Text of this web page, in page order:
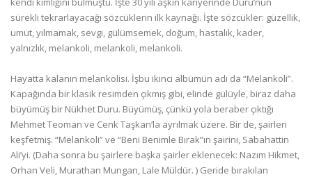
sürekli tekrarlayacağı sözcüklerin ilk kaynağı. İşte sözcükler: güzellik,
umut, yılmamak, sevgi, gülümsemek, doğum, hastalık, kader,
yalnızlık, melankoli, melankoli, melankoli.
Hayatta kalanın melankolisi. İşbu ikinci albümün adı da “Melankoli”.
Kapağında bir klasik resimden çıkmış gibi, elinde gülüyle, biraz daha
büyümüş bir Nükhet Duru. Büyümüş, çünkü yola beraber çıktığı
Mehmet Teoman ve Cenk Taşkan’la ayrılmak üzere. Bir de, şairleri
keşfetmiş. “Melankoli” ve “Beni Benimle Bırak”ın şairini, Sabahattin
Ali’yi. (Daha sonra bu şairlere başka şairler eklenecek: Nazım Hikmet,
Orhan Veli, Murathan Mungan, Lale Müldür. ) Geride bırakılan